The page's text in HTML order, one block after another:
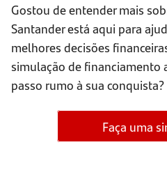
Gostou de entender mais
Santander está aqui para
melhores decisões
simulação de financiamento
passo rumo à sua conquista?
Faça uma